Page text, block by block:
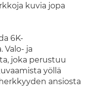
kuvia jopa
6K-
Valo- ja
joka perustuu
yöllä
ansiosta